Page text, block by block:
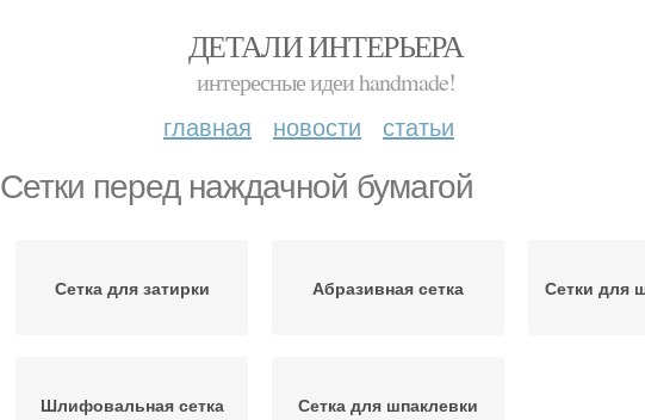
ДЕТАЛИ ИНТЕРЬЕРА
интересные идеи handmade!
главная новости статьи
Сетки перед наждачной бумагой
Сетка для затирки Абразивная сетка Сетки для
Шлифовальная сетка Сетка для шпаклевки